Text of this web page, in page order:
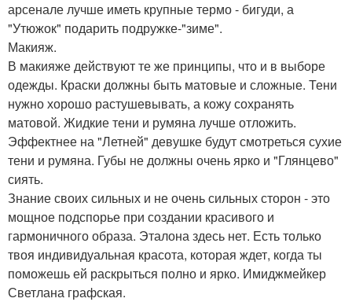
арсенале лучше иметь крупные термо - бигуди, а
"Утюжок" подарить подружке-"зиме".
Макияж.
В макияже действуют те же принципы, что и в выборе
одежды. Краски должны быть матовые и сложные. Тени
нужно хорошо растушевывать, а кожу сохранять
матовой. Жидкие тени и румяна лучше отложить.
Эффектнее на "Летней" девушке будут смотреться сухие
тени и румяна. Губы не должны очень ярко и "Глянцево"
сиять.
Знание своих сильных и не очень сильных сторон - это
мощное подспорье при создании красивого и
гармоничного образа. Эталона здесь нет. Есть только
твоя индивидуальная красота, которая ждет, когда ты
поможешь ей раскрыться полно и ярко. Имиджмейкер
Светлана графская.